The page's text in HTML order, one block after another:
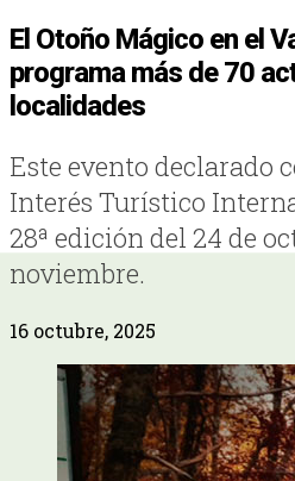
El Otoño Mágico en el
programa más de 70
localidades
Este evento declarado
Interés Turístico
28ª edición del 24 de
noviembre.
16 octubre, 2025